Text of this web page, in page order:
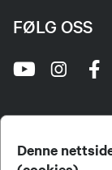
Denne
FØLG OSS